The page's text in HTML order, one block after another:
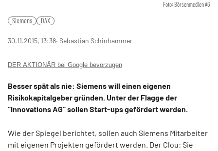
Foto: Börsenmedien AG
Siemens DAX
30.11.2015, 13:38‧ Sebastian Schinhammer
DER AKTIONÄR bei Google bevorzugen
Besser spät als nie: Siemens will einen eigenen
Risikokapitalgeber gründen. Unter der Flagge der
"Innovations AG" sollen Start-ups gefördert werden.
Wie der Spiegel berichtet, sollen auch Siemens Mitarbeiter
mit eigenen Projekten gefördert werden. Der Clou: Sie